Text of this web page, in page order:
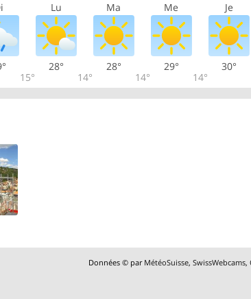
Lu Ma Me Je
15°
28°
14°
28°
14°
29°
14°
30°
Données © par MétéoSuisse,SwissWebcams,